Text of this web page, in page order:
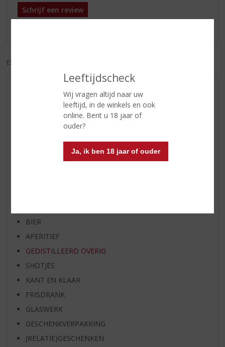
Leeftijdscheck
Wij vragen altijd naar uw
leeftijd, in de winkels en ook
online. Bent u 18 jaar of
ouder?
Ja, ik ben 18 jaar of ouder
Schrijf een review
EXCL. BTW
AANBIEDINGEN
WIJN VAN DE MAAND
WHISKY VAN DE MAAND
BIER VAN DE MAAND
SPIRIT VAN DE MAAND
BIER
APERITIEF
GEDISTILLEERD OVERIG
SHOTJES
KANT EN KLAAR
FRISDRANK
GLASWERK
GESCHENKVERPAKKING
(RELATIE)GESCHENKEN